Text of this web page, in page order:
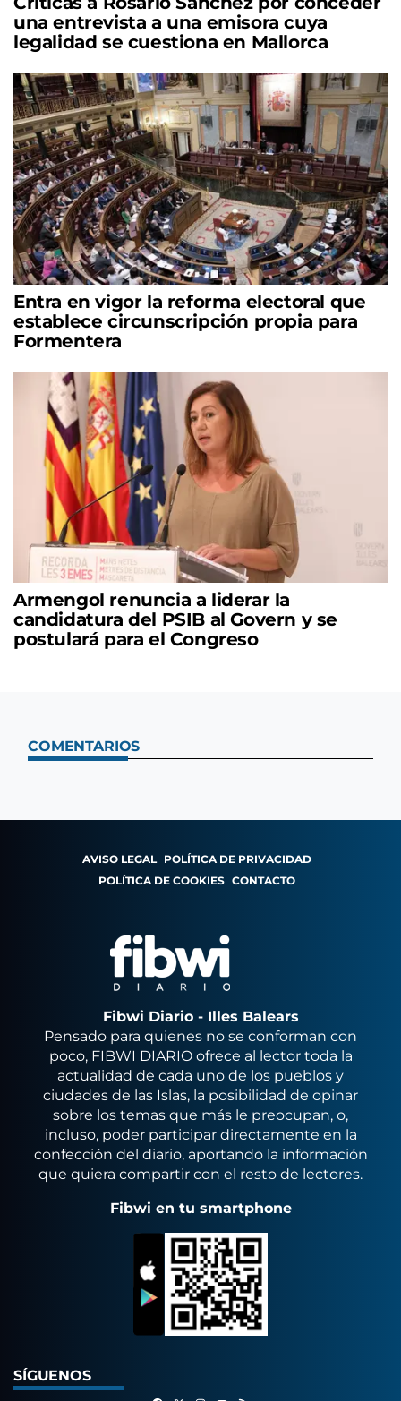
una entrevista a una emisora cuya
legalidad se cuestiona en Mallorca
Entra en vigor la reforma electoral que
establece circunscripción propia para
Formentera
Armengol renuncia a liderar la
candidatura del PSIB al Govern y se
postulará para el Congreso
COMENTARIOS
AVISO LEGAL POLÍTICA DE PRIVACIDAD
POLÍTICA DE COOKIES CONTACTO
Fibwi Diario - Illes Balears
Pensado para quienes no se conforman con
poco, FIBWI DIARIO ofrece al lector toda la
actualidad de cada uno de los pueblos y
ciudades de las Islas, la posibilidad de opinar
sobre los temas que más le preocupan, o,
incluso, poder participar directamente en la
confección del diario, aportando la información
que quiera compartir con el resto de lectores.
Fibwi en tu smartphone
SÍGUENOS